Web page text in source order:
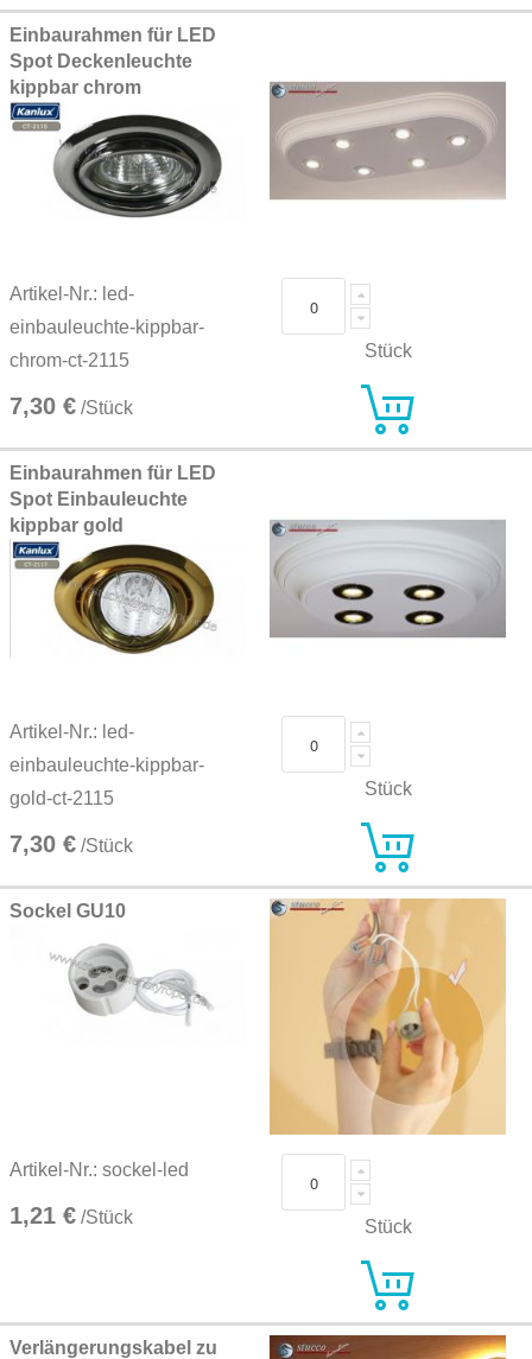
Einbaurahmen für LED
Spot Deckenleuchte
kippbar chrom
Artikel-Nr.: led-
einbauleuchte-kippbar-
chrom-ct-2115
7,30 € /Stück
Stück
Einbaurahmen für LED
Spot Einbauleuchte
kippbar gold
Artikel-Nr.: led-
einbauleuchte-kippbar-
gold-ct-2115
7,30 € /Stück
Stück
Sockel GU10
Artikel-Nr.: sockel-led
1,21 € /Stück Stück
Verlängerungskabel zu